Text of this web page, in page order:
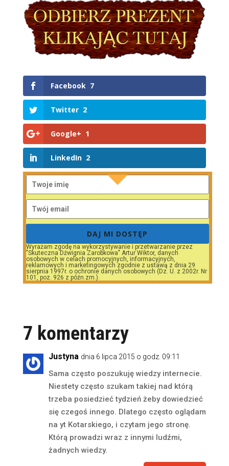
Facebook 7
Twitter 2
Google+ 1
LinkedIn 2
DAJ MI DOSTĘP
Wyrażam zgodę na wykorzystywanie i przetwarzanie przez
"Skuteczna Dźwignia Zarobkowa" Artur Wiktor, danych
osobowych w celach promocyjnych, informacyjnych,
reklamowych i marketingowych zgodnie z ustawą z dnia 29
sierpnia 1997r. o ochronie danych osobowych (Dz. U. z 2002r. Nr
101, poz. 926 z późn.zm.).
7 komentarzy
Justyna dnia 6 lipca 2015 o godz. 09:11
Sama często poszukuję wiedzy internecie.
Niestety często szukam takiej nad którą
trzeba posiedzieć tydzień żeby dowiedzieć
się czegoś innego. Dlatego często oglądam
na yt Kotarskiego, i czytam jego stronę.
Którą prowadzi wraz z innymi ludźmi,
żadnych wiedzy.